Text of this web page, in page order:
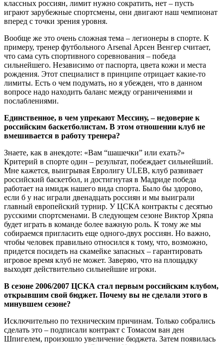
классных россиян, лимит нужно сократить, нет – пусть
играют зарубежные спортсмены, они двигают наш чемпионат
вперед с точки зрения уровня.
Вообще же это очень сложная тема – легио­неры в спорте. К
примеру, тренер футбольного Arsenal Арсен Венгер считает,
что сама суть спортивного соревнования – победа
сильнейшего. Независимо от паспорта, цвета кожи и места
рождения. Этот специалист в принципе отрицает какие-то
лимиты. Есть о чем подумать, но я убежден, что в данном
вопросе надо находить баланс между ограничениями и
послаблениями.
Единственное, в чем упрекают Мессину, – недоверие к
российским баскетболистам. В этом отношении клуб не
вмешивается в работу тренера?
Знаете, как в анекдоте: «Вам “шашечки” или ехать?»
Критерий в спорте один – результат, побеждает сильнейший.
Мне кажется, выигрывая Евролигу ULEB, клуб развивает
российский баскетбол, и достигнутая в Мадриде победа
работает на имидж нашего вида спорта. Было бы здорово,
если б у нас играли двенадцать россиян и мы выиграли
главный европейский турнир. У ЦСКА контракты с десятью
русскими спортсменами. В следующем сезоне Виктор Хряпа
будет играть в команде более важную роль. К тому же мы
собираемся пригласить еще одного-двух россиян. Но важно,
чтобы человек правильно относился к тому, что, возможно,
придется посидеть на скамейке запасных – гарантировать
игровое время клуб не может. Заверяю, что на площадку
выходят действительно сильнейшие игроки.
В сезоне 2006/2007 ЦСКА стал первым российским клубом,
открывшим свой бюджет. Почему вы не сделали этого в
минувшем сезоне?
Исключительно по техническим причинам. Только собрались
сделать это – подписали контракт с Томасом ван ден
Шпигелем, произошло увеличение бюджета. Затем появилась